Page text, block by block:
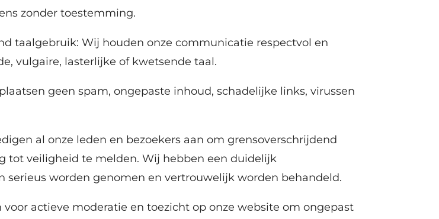
zonder toestemming.
taalgebruik: Wij houden onze communicatie respectvol en
vulgaire, lasterlijke of kwetsende taal.
geen spam, ongepaste inhoud, schadelijke links, virussen
al onze leden en bezoekers aan om grensoverschrijdend
tot veiligheid te melden. Wij hebben een duidelijk
worden genomen en vertrouwelijk worden behandeld.
actieve moderatie en toezicht op onze website om ongepast